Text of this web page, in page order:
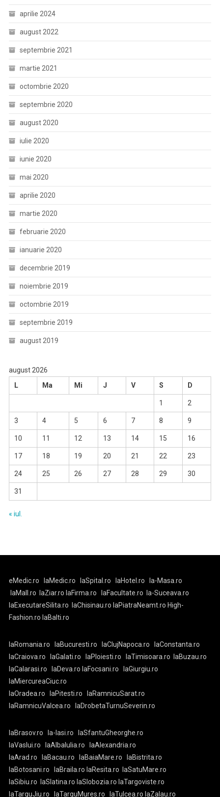
aprilie 2024
august 2022
septembrie 2021
martie 2021
octombrie 2020
septembrie 2020
august 2020
iulie 2020
iunie 2020
mai 2020
aprilie 2020
martie 2020
februarie 2020
ianuarie 2020
decembrie 2019
noiembrie 2019
octombrie 2019
septembrie 2019
august 2019
august 2026
L
Ma Mi J V S D
1 2
3 4 5 6 7 8 9
10 11 12 13 14 15 16
17 18 19 20 21 22 23
24 25 26 27 28 29 30
31
« iul.
eMedic.ro laMedic.ro laSpital.ro laHotel.ro
la-Masa.ro
laMall.ro
laZiar.ro laFirma.ro laFacultate.ro
la-Suceava.ro
laExecutareSilita.ro
laChisinau.ro laPiatraNeamt.ro High-
Fashion.ro laBalti.ro
laRomania.ro laBucuresti.ro laClujNapoca.ro
laConstanta.ro
laCraiova.ro
laGalati.ro laPloiesti.ro laTimisoara.ro
laBuzau.ro
laCalarasi.ro
laDeva.ro laFocsani.ro
laGiurgiu.ro
laMiercureaCiuc.ro
laOradea.ro
laPitesti.ro
laRamnicuSarat.ro
laRamnicuValcea.ro
laDrobetaTurnuSeverin.ro
laBrasov.ro la-Iasi.ro
laSfantuGheorghe.ro
laVaslui.ro
laAlbaIulia.ro
laAlexandria.ro
laArad.ro
laBacau.ro laBaiaMare.ro
laBistrita.ro
laBotosani.ro
laBraila.ro laResita.ro
laSatuMare.ro
laSibiu.ro
laSlatina.ro laSlobozia.ro laTargoviste.ro
laTarguJiu.ro
laTarguMures.ro laTulcea.ro laZalau.ro